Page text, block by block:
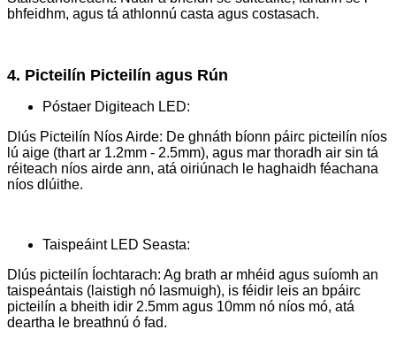
bhfeidhm, agus tá athlonnú casta agus costasach.
4. Picteilín Picteilín agus Rún
Póstaer Digiteach LED:
Dlús Picteilín Níos Airde: De ghnáth bíonn páirc picteilín níos
lú aige (thart ar 1.2mm - 2.5mm), agus mar thoradh air sin tá
réiteach níos airde ann, atá oiriúnach le haghaidh féachana
níos dlúithe.
Taispeáint LED Seasta:
Dlús picteilín Íochtarach: Ag brath ar mhéid agus suíomh an
taispeántais (laistigh nó lasmuigh), is féidir leis an bpáirc
picteilín a bheith idir 2.5mm agus 10mm nó níos mó, atá
deartha le breathnú ó fad.